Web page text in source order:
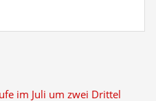
im Juli um zwei Drittel